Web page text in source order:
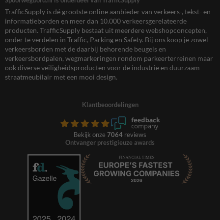
TrafficSupply is dé grootste online aanbieder van verkeers-, tekst- en
informatieborden en meer dan 10.000 verkeersgerelateerde
producten. TrafficSupply bestaat uit meerdere webshopconcepten,
onder te verdelen in Traffic, Parking en Safety. Bij ons koop je zowel
verkeersborden met de daarbij behorende beugels en
verkeersbordpalen, wegmarkeringen rondom parkeerterreinen maar
ook diverse veiligheidsproducten voor de industrie en duurzaam
straatmeubilair met een mooi design.
Klantbeoordelingen
Bekijk onze 7064 reviews
Ontvanger prestigieuze awards